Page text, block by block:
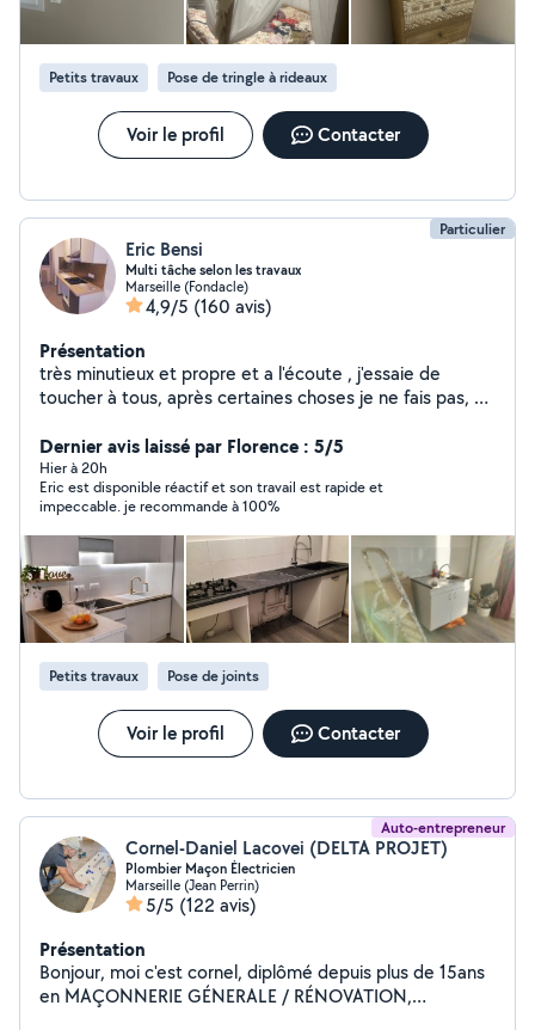
Petits travaux Pose de tringle à rideaux
Voir le profil Contacter
Particulier
Eric Bensi
Multi tâche selon les travaux
Marseille (Fondacle)
4,9/5 (160 avis)
Présentation
très minutieux et propre et a l'écoute , j'essaie de
toucher à tous, après certaines choses je ne fais pas, et
Dernier avis laissé par Florence : 5/5
Hier à 20h
Eric est disponible réactif et son travail est rapide et
impeccable. je recommande à 100%
Petits travaux Pose de joints
Voir le profil Contacter
Auto-entrepreneur
Cornel-Daniel Lacovei (DELTA PROJET)
Plombier Maçon Électricien
Marseille (Jean Perrin)
5/5 (122 avis)
Présentation
Bonjour, moi c'est cornel, diplômé depuis plus de 15ans
en MAÇONNERIE GÉNERALE / RÉNOVATION,